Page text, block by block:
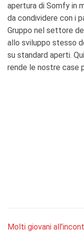
apertura di Somfy in
da condividere con i
Gruppo nel settore
allo sviluppo stesso
su standard aperti.
rende le nostre case
Molti giovani